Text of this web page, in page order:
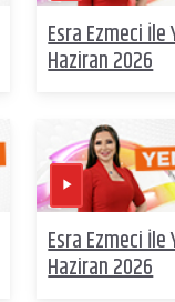
Esra Ezmeci
Haziran 2026
Esra Ezmeci
Haziran 2026